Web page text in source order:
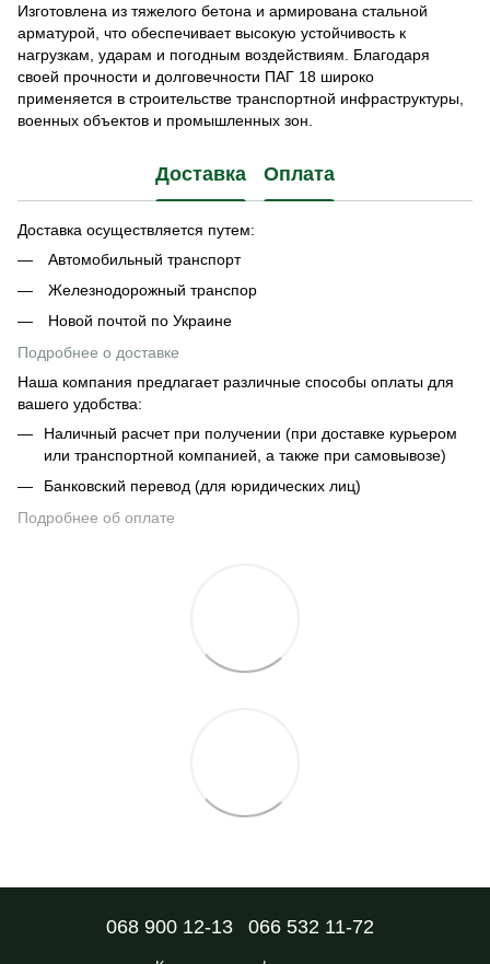
Изготовлена ​​из тяжелого бетона и армирована стальной
арматурой, что обеспечивает высокую устойчивость к
нагрузкам, ударам и погодным воздействиям. Благодаря
своей прочности и долговечности ПАГ 18 широко
применяется в строительстве транспортной инфраструктуры,
военных объектов и промышленных зон.
Доставка Оплата
Доставка осуществляется путем:
Автомобильный транспорт
Железнодорожный транспор
Новой почтой по Украине
Подробнее о доставке
Наша компания предлагает различные способы оплаты для
вашего удобства:
Наличный расчет при получении (при доставке курьером
или транспортной компанией, а также при самовывозе)
Банковский перевод (для юридических лиц)
Подробнее об оплате
068 900 12-13 066 532 11-72